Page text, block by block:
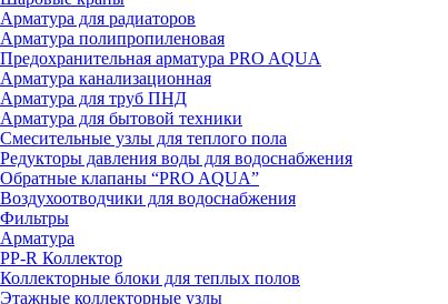
Арматура для радиаторов
Арматура полипропиленовая
Предохранительная арматура PRO AQUA
Арматура канализационная
Арматура для труб ПНД
Арматура для бытовой техники
Смесительные узлы для теплого пола
Редукторы давления воды для водоснабжения
Обратные клапаны “PRO AQUA”
Воздухоотводчики для водоснабжения
Фильтры
Арматура
PP-R Коллектор
Коллекторные блоки для теплых полов
Этажные коллекторные узлы